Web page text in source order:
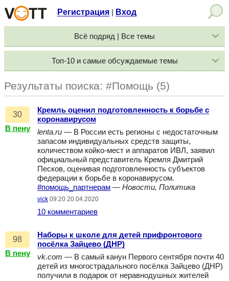
Регистрация Вход
Всё подряд | Все темы
Топ-10 и самые обсуждаемые темы
Результаты поиска: #Помощь (5)
30
В пену
Кремль оценил подготовленность к борьбе c
коронавирусом
lenta.ru — В России есть регионы с недостаточным
запасом индивидуальных средств защиты,
количеством койко-мест и аппаратов ИВЛ, заявил
официальный представитель Кремля Дмитрий
Песков, оценивая подготовленность субъектов
федерации к борьбе в коронавирусом.
#помощь_партнерам — Новости, Политика
vick 09:20 20.04.2020
10 комментариев
98
В пену
Наборы к школе для детей прифронтового
посёлка Зайцево (ДНР)
vk.com — В самый канун Первого сентября почти 40
детей из многострадального посёлка Зайцево (ДНР)
получили в подарок от неравнодушных жителей